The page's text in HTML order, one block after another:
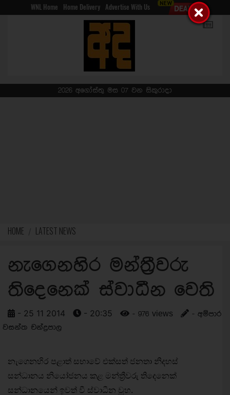
WNL Home Home Delivery Advertise With Us
2026 අගෝස්තු මස 07 වන සිකුරාදා
HOME LATEST NEWS
නැගෙනහිර මන්ත්‍රීවරු
තිදෙනෙක් ස්වාධීන වෙති
- 25 11 2014 - 20:35 - 976 views
- අම්පාර
වසන්ත චන්ද්‍රපාල
නැගෙනහිර පළාත් සභාවේ එක්සත් ජනතා නිදහස්
සන්ධානය නියෝජනය කළ මන්ත්‍රීවරු තිදෙනෙක්
සන්ධානයෙන් ඉවත් වී ස්වාධීන වූහ.